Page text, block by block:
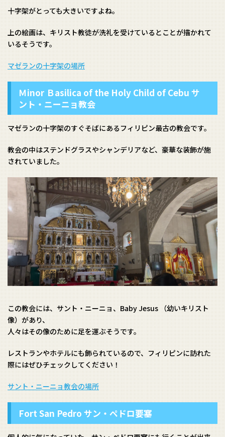
十字架がとっても大きいですよね。
上の絵画は、キリスト教徒が洗礼を受けているとことが描かれて
いるそうです。
マゼランの十字架の場所
Ｍinor Ｂasilica of the Holy Child of Cebu サ
ント・ニーニョ教会
マゼランの十字架のすぐそばにあるフィリピン最古の教会です。
教会の中はステンドグラスやシャンデリアなど、豪華な装飾が施
されていました。
この教会には、サント・ニーニョ、Baby Jesus （幼いキリスト
像）があり、
人々はその像のために足を運ぶそうです。
レストランやホテルにも飾られているので、フィリピンに訪れた
際にはぜひチェックしてください！
サント・ニーニョ教会の場所
Fort San Pedro サン・ペドロ要塞